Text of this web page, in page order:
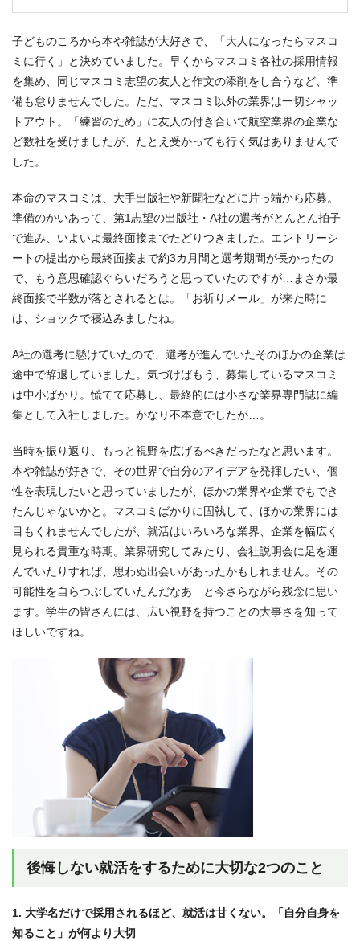
子どものころから本や雑誌が大好きで、「大人になったらマスコ
ミに行く」と決めていました。早くからマスコミ各社の採用情報
を集め、同じマスコミ志望の友人と作文の添削をし合うなど、準
備も怠りませんでした。ただ、マスコミ以外の業界は一切シャッ
トアウト。「練習のため」に友人の付き合いで航空業界の企業な
ど数社を受けましたが、たとえ受かっても行く気はありませんで
した。
本命のマスコミは、大手出版社や新聞社などに片っ端から応募。
準備のかいあって、第1志望の出版社・A社の選考がとんとん拍子
で進み、いよいよ最終面接までたどりつきました。エントリーシ
ートの提出から最終面接まで約3カ月間と選考期間が長かったの
で、もう意思確認ぐらいだろうと思っていたのですが…まさか最
終面接で半数が落とされるとは。「お祈りメール」が来た時に
は、ショックで寝込みましたね。
A社の選考に懸けていたので、選考が進んでいたそのほかの企業は
途中で辞退していました。気づけばもう、募集しているマスコミ
は中小ばかり。慌てて応募し、最終的には小さな業界専門誌に編
集として入社しました。かなり不本意でしたが…。
当時を振り返り、もっと視野を広げるべきだったなと思います。
本や雑誌が好きで、その世界で自分のアイデアを発揮したい、個
性を表現したいと思っていましたが、ほかの業界や企業でもでき
たんじゃないかと。マスコミばかりに固執して、ほかの業界には
目もくれませんでしたが、就活はいろいろな業界、企業を幅広く
見られる貴重な時期。業界研究してみたり、会社説明会に足を運
んでいたりすれば、思わぬ出会いがあったかもしれません。その
可能性を自らつぶしていたんだなあ…と今さらながら残念に思い
ます。学生の皆さんには、広い視野を持つことの大事さを知って
ほしいですね。
後悔しない就活をするために大切な2つのこと
1. 大学名だけで採用されるほど、就活は甘くない。「自分自身を
知ること」が何より大切